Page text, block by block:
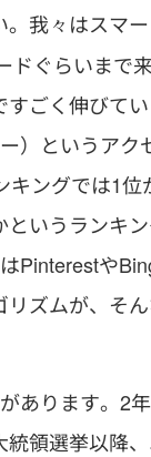
。我々はスマ
ドぐらいまで
ごく伸びて
）というア
ングでは1
いうランキ
Pinterestや
ズムが、そ
あります。2
領選挙以降